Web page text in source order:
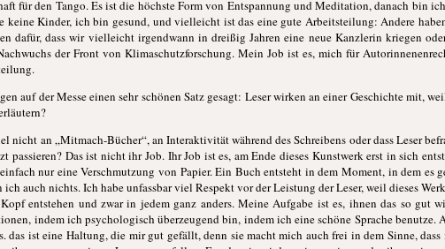
für den Tango. Es ist die höchste Form von Entspannung und Meditation, danach bin
keine Kinder, ich bin gesund, und vielleicht ist das eine gute Arbeitsteilung: Andere
dafür, dass wir vielleicht irgendwann in dreißig Jahren eine neue Kanzlerin kriegen
der Front von Klimaschutzforschung. Mein Job ist es, mich für
auf der Messe einen sehr schönen Satz gesagt: Leser wirken an einer Geschichte mit,
nicht an „Mitmach-Bücher“, an Interaktivität während des Schreibens oder dass Leser
passieren? Das ist nicht ihr Job. Ihr Job ist es, am Ende dieses Kunstwerk erst in sich
nur eine Verschmutzung von Papier. Ein Buch entsteht in dem Moment, in dem es
auch nichts. Ich habe unfassbar viel Respekt vor der Leistung der Leser, weil dieses
entstehen und zwar in jedem ganz anders. Meine Aufgabe ist es, ihnen das so gut
indem ich psychologisch überzeugend bin, indem ich eine schöne Sprache benutze.
das ist eine Haltung, die mir gut gefällt, denn sie macht mich auch frei in dem Sinne,